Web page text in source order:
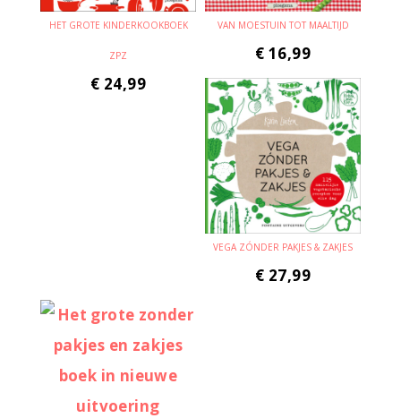
HET GROTE KINDERKOOKBOEK
ZPZ
€ 24,99
VAN MOESTUIN TOT MAALTIJD
€ 16,99
VEGA ZÓNDER PAKJES & ZAKJES
€ 27,99